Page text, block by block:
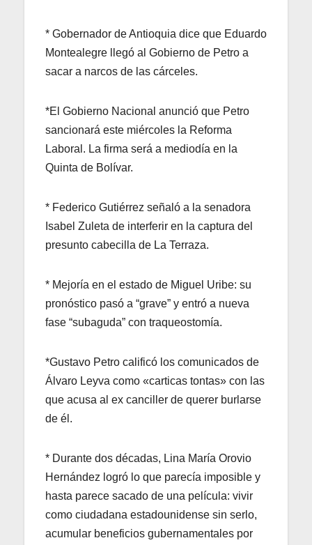
* Gobernador de Antioquia dice que Eduardo
Montealegre llegó al Gobierno de Petro a
sacar a narcos de las cárceles.
*El Gobierno Nacional anunció que Petro
sancionará este miércoles la Reforma
Laboral. La firma será a mediodía en la
Quinta de Bolívar.
* Federico Gutiérrez señaló a la senadora
Isabel Zuleta de interferir en la captura del
presunto cabecilla de La Terraza.
* Mejoría en el estado de Miguel Uribe: su
pronóstico pasó a “grave” y entró a nueva
fase “subaguda” con traqueostomía.
*Gustavo Petro calificó los comunicados de
Álvaro Leyva como «carticas tontas» con las
que acusa al ex canciller de querer burlarse
de él.
* Durante dos décadas, Lina María Orovio
Hernández logró lo que parecía imposible y
hasta parece sacado de una película: vivir
como ciudadana estadounidense sin serlo,
acumular beneficios gubernamentales por